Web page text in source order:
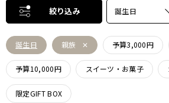
絞り込み 誕生日
誕生日 親族 予算3,000円
予算10,000円 スイーツ・お菓子
限定GIFT BOX